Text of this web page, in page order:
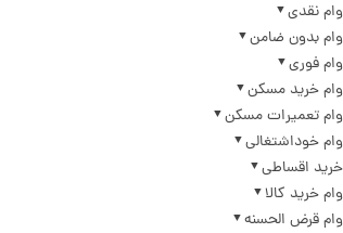
وام نقدی
وام بدون ضامن
وام فوری
وام خرید مسکن
وام تعمیرات مسکن
وام خوداشتغالی
خرید اقساطی
وام خرید کالا
وام قرض الحسنه